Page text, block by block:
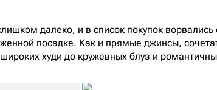
далеко, и в список покупок
посадке. Как и прямые джинсы,
худи до кружевных блуз и